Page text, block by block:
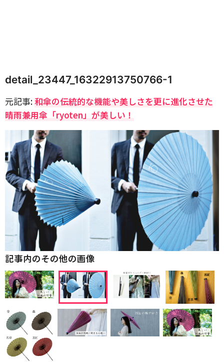
detail_23447_16322913750766-1
元記事:和傘の伝統的な機能や美しさを更に進化させた
晴雨兼用傘「ryoten」が美しい！
記事内のその他の画像